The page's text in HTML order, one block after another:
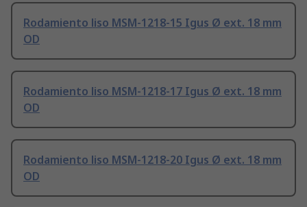
Rodamiento liso MSM-1218-15 Igus Ø ext. 18 mm
OD
Rodamiento liso MSM-1218-17 Igus Ø ext. 18 mm
OD
Rodamiento liso MSM-1218-20 Igus Ø ext. 18 mm
OD